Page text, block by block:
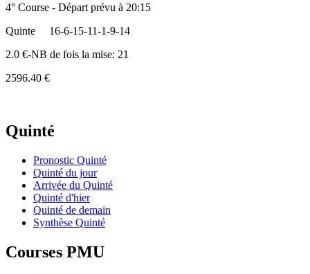
4° Course - Départ prévu à 20:15
Quinte
16-6-15-11-1-9-14
2.0 €-NB de fois la mise: 21
2596.40 €
Quinté
Pronostic Quinté
Quinté du jour
Arrivée du Quinté
Quinté d'hier
Quinté de demain
Synthèse Quinté
Courses PMU